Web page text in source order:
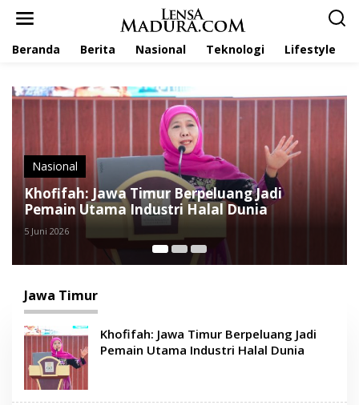
Beranda Berita Nasional Teknologi Lifestyle
Berita
Polres Pamekasan Gelar Latihan
Pengendalian Massa bagi Personel Samapta
3 Juni 2026
Jawa Timur
Khofifah: Jawa Timur Berpeluang Jadi
Pemain Utama Industri Halal Dunia